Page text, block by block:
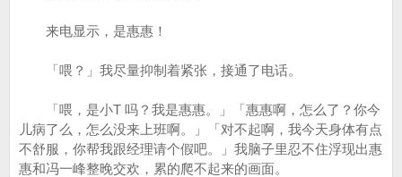
来电显示，是惠惠！
「喂？」我尽量抑制着紧张，接通了电话。
「喂，是小T 吗？我是惠惠。」「惠惠啊，怎么了？你今
儿病了么，怎么没来上班啊。」「对不起啊，我今天身体有点
不舒服，你帮我跟经理请个假吧。」我脑子里忍不住浮现出惠
惠和冯一峰整晚交欢，累的爬不起来的画面。